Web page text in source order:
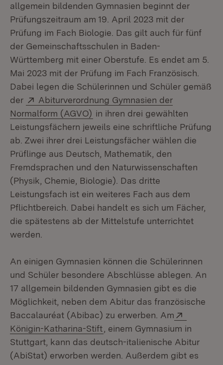
allgemein bildenden Gymnasien beginnt der
Prüfungszeitraum am 19. April 2023 mit der
Prüfung im Fach Biologie. Das gilt auch für fünf
der Gemeinschaftsschulen in Baden-
Württemberg mit einer Oberstufe. Es endet am 5.
Mai 2023 mit der Prüfung im Fach Französisch.
Dabei legen die Schülerinnen und Schüler gemäß
der
Extern:
Abiturverordnung Gymnasien der
Normalform (AGVO) (Öffnet in neuem Fenster)
in ihren drei gewählten
Leistungsfächern jeweils eine schriftliche Prüfung
ab. Zwei ihrer drei Leistungsfächer wählen die
Prüflinge aus Deutsch, Mathematik, den
Fremdsprachen und den Naturwissenschaften
(Physik, Chemie, Biologie). Das dritte
Leistungsfach ist ein weiteres Fach aus dem
Pflichtbereich. Dabei handelt es sich um Fächer,
die spätestens ab der Mittelstufe unterrichtet
werden.
An einigen Gymnasien können die Schülerinnen
und Schüler besondere Abschlüsse ablegen. An
17 allgemein bildenden Gymnasien gibt es die
Möglichkeit, neben dem Abitur das französische
Baccalauréat (Abibac) zu erwerben. Am
Königin-Katharina-Stift (Öffnet in neuem Fenster)
, einem Gymnasium in
Stuttgart, kann das deutsch-italienische Abitur
(AbiStat) erworben werden. Außerdem gibt es